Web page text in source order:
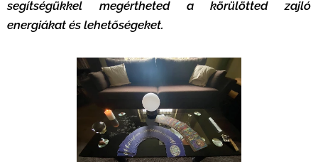
segítségükkel megértheted a körülötted zajló
energiákat és lehetőségeket.